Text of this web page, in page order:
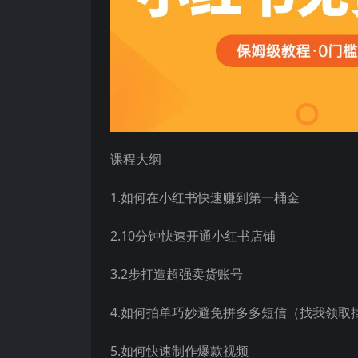
课程大纲
1.如何在小红书快速赚到第一桶金
2.10分钟快速开通小红书店铺
3.2步打造超强卖货账号
4.如何拍单巧妙避免拼多多短信（找我领取
5.如何快速制作爆款视频